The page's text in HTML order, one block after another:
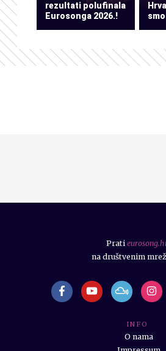
rezultati polufinala
Eurosonga 2026.!
I N F O
O nama
Prati
na društvenim